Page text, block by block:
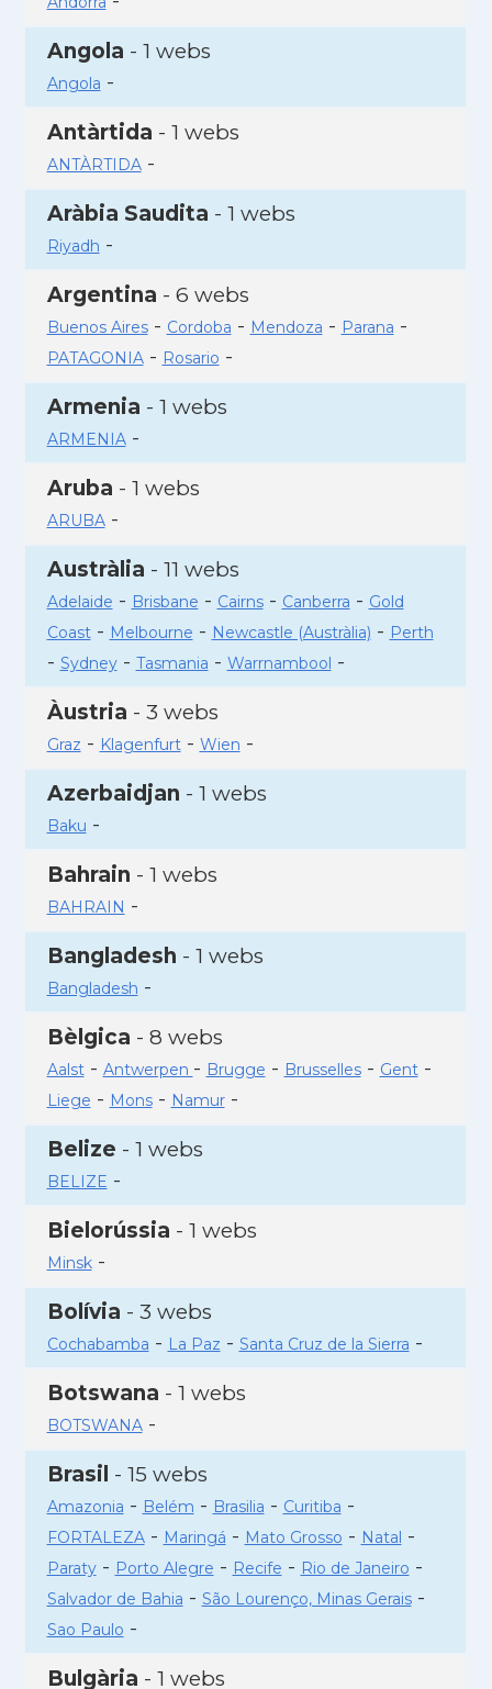
Angola - 1 webs
Angola -
Antàrtida - 1 webs
ANTÀRTIDA-
Aràbia Saudita - 1 webs
Riyadh -
Argentina - 6 webs
Buenos Aires- Cordoba - Mendoza - Parana -
PATAGONIA- Rosario -
Armenia - 1 webs
ARMENIA-
Aruba - 1 webs
ARUBA-
Austràlia - 11 webs
Adelaide - Brisbane - Cairns- Canberra - Gold
Coast- Melbourne - Newcastle (Austràlia) - Perth
- Sydney- Tasmania - Warrnambool -
Àustria - 3 webs
Graz - Klagenfurt- Wien -
Azerbaidjan - 1 webs
Baku -
Bahrain - 1 webs
BAHRAIN -
Bangladesh - 1 webs
Bangladesh -
Bèlgica - 8 webs
Aalst- Antwerpen - Brugge - Brusselles- Gent-
Liege - Mons- Namur-
Belize - 1 webs
BELIZE -
Bielorússia - 1 webs
Minsk-
Bolívia - 3 webs
Cochabamba - La Paz - Santa Cruz de la Sierra -
Botswana - 1 webs
BOTSWANA-
Brasil - 15 webs
Amazonia - Belém - Brasilia - Curitiba -
FORTALEZA- Maringá - Mato Grosso - Natal -
Paraty- Porto Alegre - Recife - Rio de Janeiro -
Salvador de Bahia - São Lourenço, Minas Gerais-
Sao Paulo -
Bulgària - 1 webs